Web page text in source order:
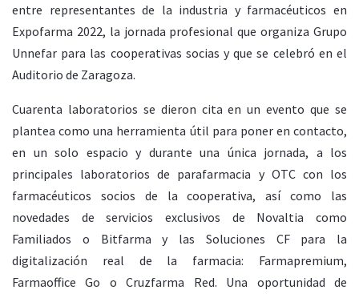
entre representantes de la industria y farmacéuticos en
Expofarma 2022, la jornada profesional que organiza Grupo
Unnefar para las cooperativas socias y que se celebró en el
Auditorio de Zaragoza.
Cuarenta laboratorios se dieron cita en un evento que se
plantea como una herramienta útil para poner en contacto,
en un solo espacio y durante una única jornada, a los
principales laboratorios de parafarmacia y OTC con los
farmacéuticos socios de la cooperativa, así como las
novedades de servicios exclusivos de Novaltia como
Familiados o Bitfarma y las Soluciones CF para la
digitalización real de la farmacia: Farmapremium,
Farmaoffice Go o Cruzfarma Red. Una oportunidad de